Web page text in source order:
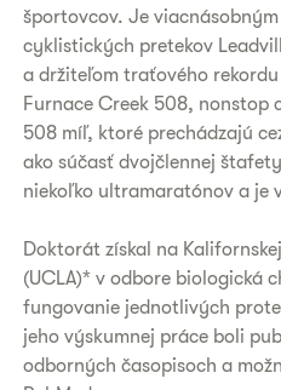
športovcov. Je
cyklistických pretekov
a držiteľom traťového
Furnace Creek 508, nonstop
508 míľ, ktoré prechádzajú
ako súčasť dvojčlennej
niekoľko ultramaratónov a je
Doktorát získal na
(UCLA)* v odbore biologická
fungovanie jednotlivých
jeho výskumnej práce boli
odborných časopisoch a